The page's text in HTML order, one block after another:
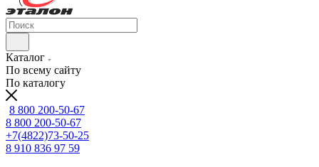
Каталог
По всему сайту
По каталогу
8 800 200-50-67
8 800 200-50-67
+7(4822)73-50-25
8 910 836 97 59